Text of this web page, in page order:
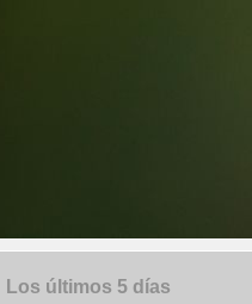
Los últimos 5 días